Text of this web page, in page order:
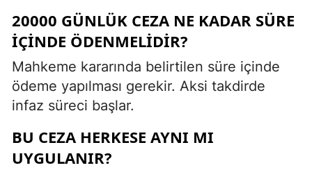
20000 GÜNLÜK CEZA NE KADAR SÜRE
İÇINDE ÖDENMELIDIR?
Mahkeme kararında belirtilen süre içinde
ödeme yapılması gerekir. Aksi takdirde
infaz süreci başlar.
BU CEZA HERKESE AYNI MI
UYGULANIR?